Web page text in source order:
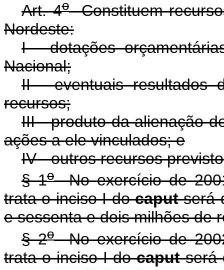
Art. 4oConstituem
Nordeste:
I - dotações
Nacional;
II - eventuais resultados
recursos;
III - produto da alienação
ações a ele vinculados; e
IV - outros recursos
§ 1oNo exercício de
trata o inciso I docaputserá
e sessenta e dois milhões de
§ 2oNo exercício de
trata o inciso I docaputserá